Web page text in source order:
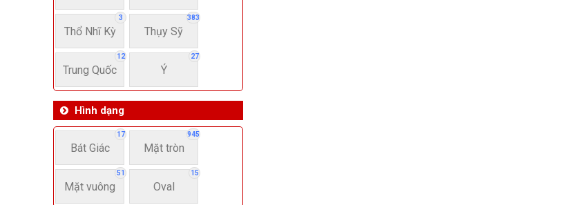
3
Thổ Nhĩ Kỳ
383
Thụy Sỹ
12
Trung Quốc
27
Ý
Hình dạng
17
Bát Giác
945
Mặt tròn
51
Mặt vuông
15
Oval